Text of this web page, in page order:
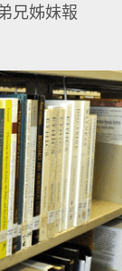
兄姊妹報